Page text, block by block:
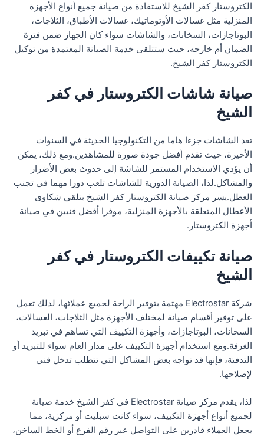
الكتروستار كفر الشيخ للاستفادة من صيانة جميع أنواع الأجهزة
المنزلية مثل غسالات الأوتوماتيك، غسالات الأطباق، الثلاجات،
البوتاجازات، السخانات، والشاشات سواء كان الجهاز ضمن فترة
الضمان أم خارجه، حيث ستتلقى خدمة الصيانة المعتمدة من توكيل
الكتروستار كفر الشيخ.
صيانة شاشات الكتروستار في كفر
الشيخ
تعد الشاشات جزءا هاما من التكنولوجيا الحديثة في السنوات
الأخيرة، حيث تقدم أفضل جودة صورة للمشاهدين.ومع ذلك، يمكن
أن يؤدي الاستخدام المستمر للشاشة إلى حدوث بعض الأضرار
والمشاكل.لذا، الصيانة الدورية للشاشات تلعب دورا مهما في تجنب
العطل.يسر مركز صيانة الكتروستار كفر الشيخ بتلقي شكاوى
الأعطال المتعلقة بالأجهزة المنزلية، موفرا أفضل فنيين في صيانة
أجهزة الكتروستار.
صيانة تكييفات الكتروستار في كفر
الشيخ
شركة Electrostar مهتمة بتوفير الراحة لجميع عملائها، لذلك تعمل
على توفير أقسام صيانة لمختلف الأجهزة مثل الثلاجات، الغسالات،
السخانات، البوتاجازات، وأجهزة التكييف التي تساهم في تبريد
الغرفة.ومع استخدام أجهزة التكييف على مدار العام سواء للتبريد أو
التدفئة، فإنها قد تواجه بعض المشاكل التي تتطلب تدخل فني
لإصلاحها.
لذا، يقدم مركز صيانة Electrostar في كفر الشيخ خدمة صيانة
لجميع أنواع أجهزة التكييف، سواء كانت سبليت أو مركزية، مما
يجعل العملاء قادرين على التواصل عبر رقم الفرع أو الخط الساخن،